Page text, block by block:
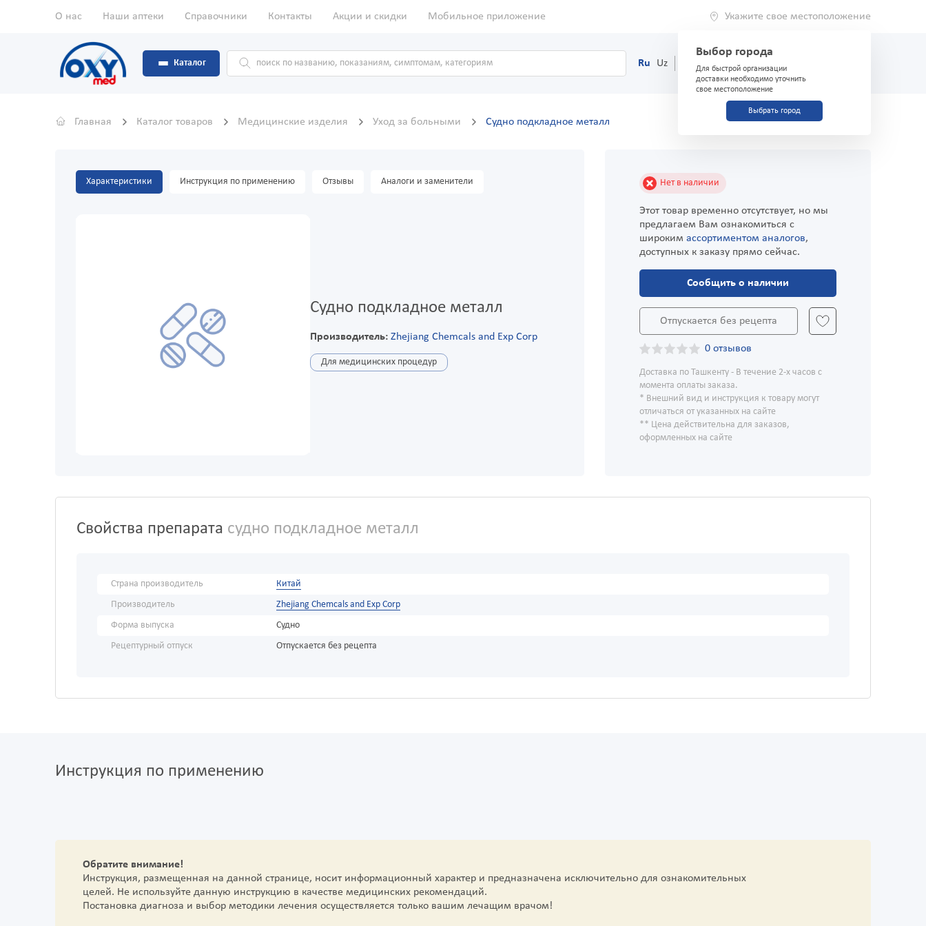
О нас Наши аптеки Справочники Контакты Акции и скидки Мобильное приложение Укажите свое местоположение
Выбор города
Для быстрой организации
доставки необходимо уточнить
свое местоположение
Выбрать город
Каталог Ru Uz (71) 200-03-03
Главная Каталог товаров Медицинские изделия Уход за больными Судно подкладное металл
Характеристики Инструкция по применению Отзывы Аналоги и заменители
Судно подкладное металл
Производитель: Zhejiang Chemcals and Exp Corp
Для медицинских процедур
Нет в наличии
Этот товар временно отсутствует, но мы
предлагаем Вам ознакомиться с
широким ассортиментом аналогов,
доступных к заказу прямо сейчас.
Сообщить о наличии
Отпускается без рецепта
0 отзывов
Доставка по Ташкенту - В течение 2-х часов с
момента оплаты заказа.
* Внешний вид и инструкция к товару могут
отличаться от указанных на сайте
** Цена действительна для заказов,
оформленных на сайте
Свойства препарата судно подкладное металл
Страна производитель
Китай
Производитель
Zhejiang Chemcals and Exp Corp
Форма выпуска
Судно
Рецептурный отпуск
Отпускается без рецепта
Инструкция по применению
Обратите внимание!
Инструкция, размещенная на данной странице, носит информационный характер и предназначена исключительно для ознакомительных
целей. Не используйте данную инструкцию в качестве медицинских рекомендаций.
Постановка диагноза и выбор методики лечения осуществляется только вашим лечащим врачом!